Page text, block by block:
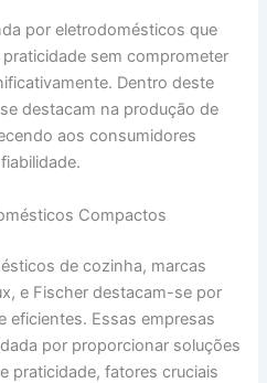
por eletrodomésticos que
sem comprometer
Dentro deste
destacam na produção de
aos consumidores
Compactos
de cozinha, marcas
e Fischer destacam-se por
eficientes. Essas empresas
por proporcionar soluções
praticidade, fatores cruciais